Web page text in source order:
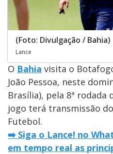
(Foto: Divulgação / Bahia)
Lance
O Bahia visita o
João Pessoa, neste
Brasília), pela 8ª rodada
jogo terá transmissão
Futebol.
➡️ Siga o Lance! no
em tempo real as